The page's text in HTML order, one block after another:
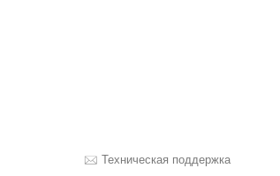
Техническая поддержка